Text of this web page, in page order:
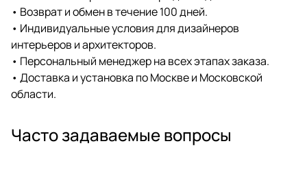
• Возврат и обмен в течение 100 дней.
• Индивидуальные условия для дизайнеров
интерьеров и архитекторов.
• Персональный менеджер на всех этапах заказа.
• Доставка и установка по Москве и Московской
области.
Часто задаваемые вопросы